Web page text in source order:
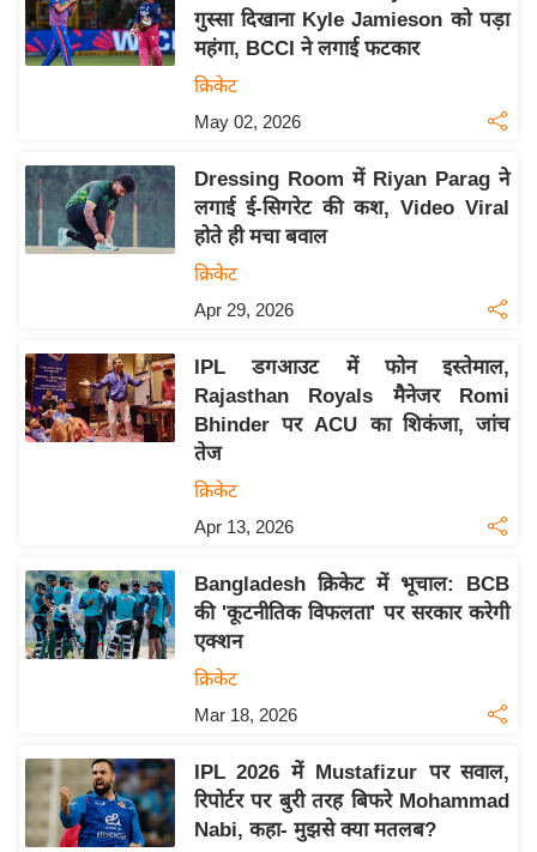
त
वि
शे
रा
य
ब
ल
क्रि
के
L
2
0
2
इ
म
ई
गुस्सा दिखाना Kyle Jamieson को पड़ा
महंगा, BCCI ने लगाई फटकार
क्रिकेट
May 02, 2026
Dressing Room में Riyan Parag ने
लगाई ई-सिगरेट की कश, Video Viral
होते ही मचा बवाल
क्रिकेट
Apr 29, 2026
IPL डगआउट में फोन इस्तेमाल,
Rajasthan Royals मैनेजर Romi
Bhinder पर ACU का शिकंजा, जांच
तेज
क्रिकेट
Apr 13, 2026
Bangladesh क्रिकेट में भूचाल: BCB
की 'कूटनीतिक विफलता' पर सरकार करेगी
एक्शन
क्रिकेट
Mar 18, 2026
IPL 2026 में Mustafizur पर सवाल,
रिपोर्टर पर बुरी तरह बिफरे Mohammad
Nabi, कहा- मुझसे क्या मतलब?